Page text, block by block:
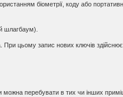
біометрії, коду або
шлагбаум).
При цьому запис нових ключів
можна перебувати в тих чи інших